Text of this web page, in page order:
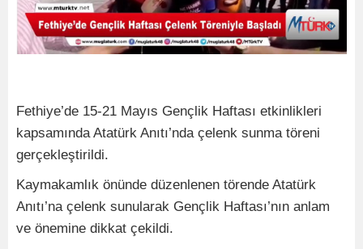
Fethiye’de 15-21 Mayıs Gençlik Haftası etkinlikleri
kapsamında Atatürk Anıtı’nda çelenk sunma töreni
gerçekleştirildi.
Kaymakamlık önünde düzenlenen törende Atatürk
Anıtı’na çelenk sunularak Gençlik Haftası’nın anlam
ve önemine dikkat çekildi.